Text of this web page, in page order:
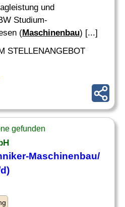
und
Studium-
(Maschinenbau) [...]
STELLENANGEBOT
gefunden
Maschinenbau/